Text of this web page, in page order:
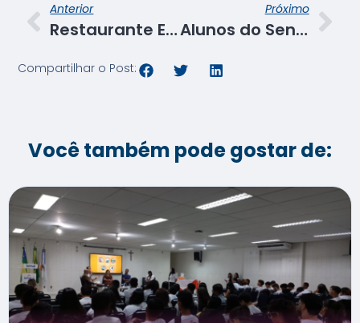
Anterior
Restaurante Escola do Senac Sergipe é inaugurado na sede do TCE/SE
Próximo
Alunos do Senac/Propriá participam de palestra de conscientização ao combate à violência de gênero
Compartilhar o Post:
Você também pode gostar de: